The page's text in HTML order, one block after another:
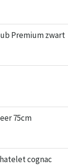
Premium zwart
75cm
cognac